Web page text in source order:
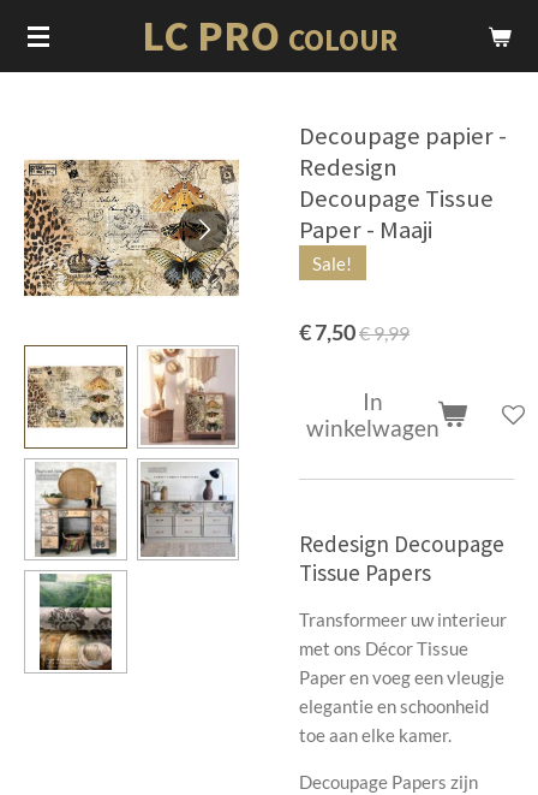
Ga
direct
LC PRO COLOUR
Decoupage papier -
Redesign
Decoupage Tissue
Paper - Maaji
Sale!
€ 7,50€ 9,99
In
winkelwagen
Redesign Decoupage
Tissue Papers
Transformeer uw interieur
met ons Décor Tissue
Paper en voeg een vleugje
elegantie en schoonheid
toe aan elke kamer.
Decoupage Papers zijn